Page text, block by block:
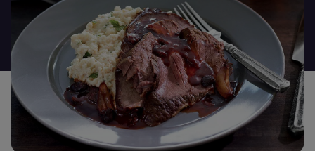
enviado
calificaciones
para
este
recipe